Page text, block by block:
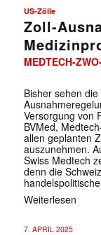
US-Zölle
Zoll-
MEDTECH-
Bisher sehen
Versorgung von
BVMed,
allen geplanten
auszunehmen.
Swiss Medtech
denn die
Weiterlesen
7. APRIL 2025